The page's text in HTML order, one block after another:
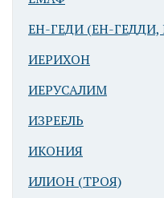
ЕН-ГЕДИ (ЕН-
ИЕРИХОН
ИЕРУСАЛИМ
ИЗРЕЕЛЬ
ИКОНИЯ
ИЛИОН (ТРОЯ)